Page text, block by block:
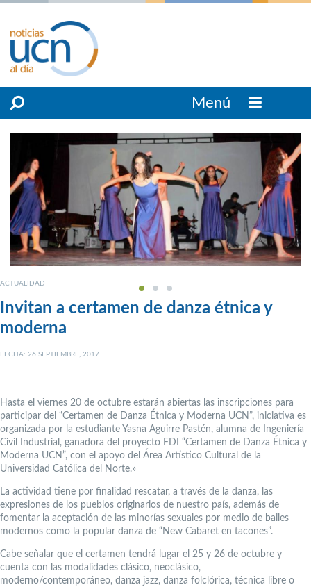
Menú
ACTUALIDAD
Invitan a certamen de danza étnica y
moderna
FECHA: 26 SEPTIEMBRE, 2017
Hasta el viernes 20 de octubre estarán abiertas las inscripciones para
participar del “Certamen de Danza Étnica y Moderna UCN”, iniciativa es
organizada por la estudiante Yasna Aguirre Pastén, alumna de Ingeniería
Civil Industrial, ganadora del proyecto FDI “Certamen de Danza Étnica y
Moderna UCN”, con el apoyo del Área Artístico Cultural de la
Universidad Católica del Norte.»
La actividad tiene por finalidad rescatar, a través de la danza, las
expresiones de los pueblos originarios de nuestro país, además de
fomentar la aceptación de las minorías sexuales por medio de bailes
modernos como la popular danza de “New Cabaret en tacones”.
Cabe señalar que el certamen tendrá lugar el 25 y 26 de octubre y
cuenta con las modalidades clásico, neoclásico,
moderno/contemporáneo, danza jazz, danza folclórica, técnica libre o